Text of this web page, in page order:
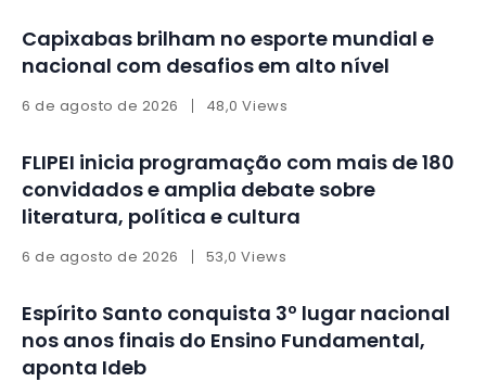
Capixabas brilham no esporte mundial e
nacional com desafios em alto nível
6 de agosto de 2026 48,0 Views
FLIPEI inicia programação com mais de 180
convidados e amplia debate sobre
literatura, política e cultura
6 de agosto de 2026 53,0 Views
Espírito Santo conquista 3º lugar nacional
nos anos finais do Ensino Fundamental,
aponta Ideb